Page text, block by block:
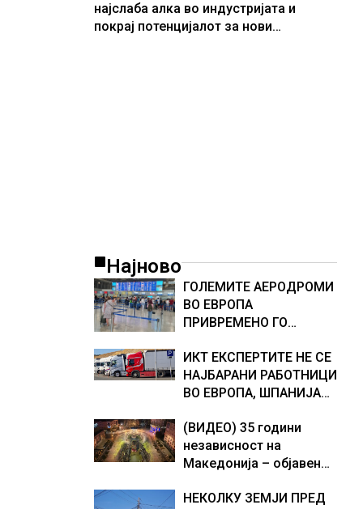
најслаба алка во индустријата и
покрај потенцијалот за нови
Најново
ГОЛЕМИТЕ АЕРОДРОМИ
ВО ЕВРОПА
ПРИВРЕМЕНО ГО
СИСТЕМОТ ЗА
КОНТРОЛА НА
ПАТНИЦИ, новите
протокот на патници на
аеродромите и
предизвикува долги
ИКТ ЕКСПЕРТИТЕ НЕ СЕ
НАЈБАРАНИ РАБОТНИЦИ
ВО ЕВРОПА, ШПАНИЈА
oва се најбараните
работни места во 2026
година
(ВИДЕО) 35 години
независност на
Македонија – објавено
вечерашниот музичко-
НЕКОЛКУ ЗЕМЈИ ПРЕД